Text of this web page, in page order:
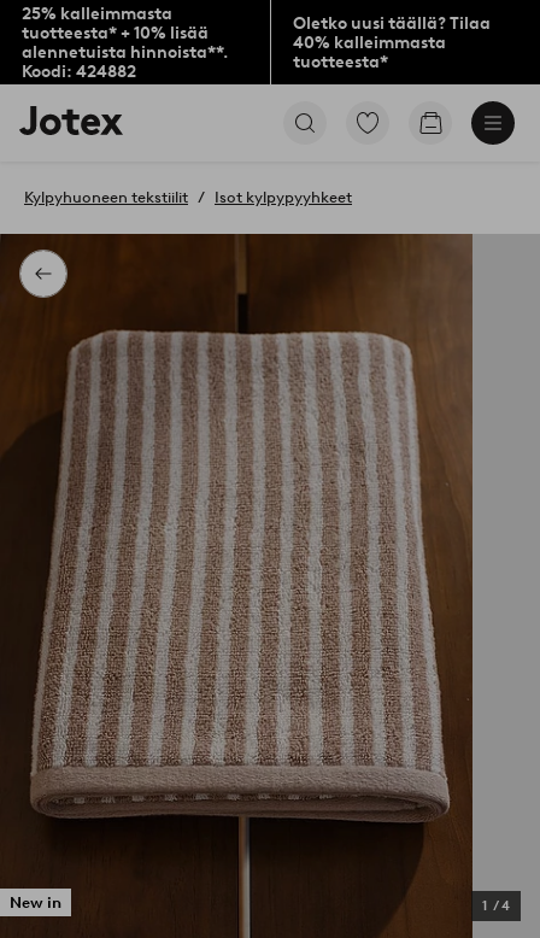
25% kalleimmasta
tuotteesta* + 10% lisää
alennetuista hinnoista**.
Koodi: 424882
Oletko uusi täällä? Tilaa
40% kalleimmasta
tuotteesta*
Jotex-
logo
aloitussivulle
Siirry
Siirry
Takaisin
Kylpyhuoneen tekstiilit Isot kylpypyyhkeet
New in 1 /4